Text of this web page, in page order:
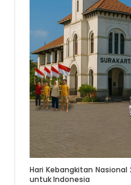
Hari Kebangkitan
untuk Indonesia